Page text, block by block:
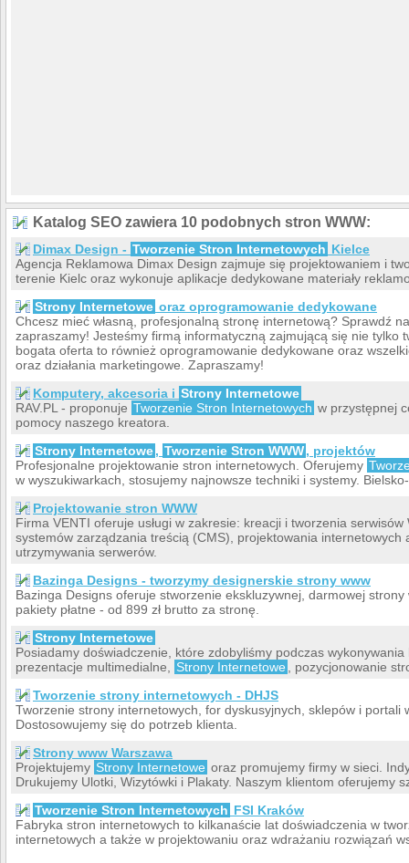
Katalog SEO zawiera 10 podobnych stron WWW:
Dimax Design - Tworzenie Stron Internetowych Kielce
Agencja Reklamowa Dimax Design zajmuje się projektowaniem i
terenie Kielc oraz wykonuje aplikacje dedykowane materiały
Strony Internetowe oraz oprogramowanie dedykowane
Chcesz mieć własną, profesjonalną stronę internetową? Sprawdź
zapraszamy! Jesteśmy firmą informatyczną zajmującą się nie tylko
bogata oferta to również oprogramowanie dedykowane oraz
oraz działania marketingowe. Zapraszamy!
Komputery, akcesoria i Strony Internetowe
RAV.PL - proponuje Tworzenie Stron Internetowych w przystępnej
pomocy naszego kreatora.
Strony Internetowe, Tworzenie Stron WWW, projektów
Profesjonalne projektowanie stron internetowych. Oferujemy
w wyszukiwarkach, stosujemy najnowsze techniki i systemy. Bielsko-
Projektowanie stron WWW
Firma VENTI oferuje usługi w zakresie: kreacji i tworzenia
systemów zarządzania treścią (CMS), projektowania internetowych
utrzymywania serwerów.
Bazinga Designs - tworzymy designerskie strony www
Bazinga Designs oferuje stworzenie ekskluzywnej, darmowej
pakiety płatne - od 899 zł brutto za stronę.
Strony Internetowe
Posiadamy doświadczenie, które zdobyliśmy podczas
prezentacje multimedialne,
Strony Internetowe
, pozycjonowanie
Tworzenie strony internetowych - DHJS
Tworzenie strony internetowych, for dyskusyjnych, sklepów i portali
Dostosowujemy się do potrzeb klienta.
Strony www Warszawa
Projektujemy Strony Internetowe oraz promujemy firmy w sieci.
Drukujemy Ulotki, Wizytówki i Plakaty. Naszym klientom oferujemy
Tworzenie Stron Internetowych FSI Kraków
Fabryka stron internetowych to kilkanaście lat doświadczenia w
internetowych a także w projektowaniu oraz wdrażaniu rozwiązań